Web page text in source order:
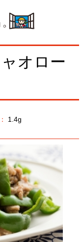
ロー